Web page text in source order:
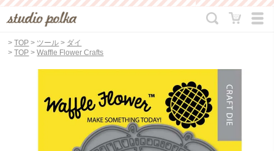
>TOP > ツール > ダイ
>TOP >Waffle Flower Crafts